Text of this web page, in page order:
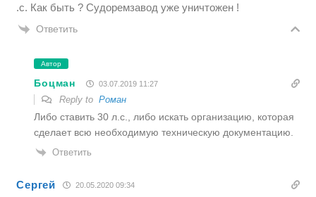
.с. Как быть ? Судоремзавод уже уничтожен !
Ответить
Автор
Боцман 03.07.2019 11:27
Reply toРоман
Либо ставить 30 л.с., либо искать организацию, которая
сделает всю необходимую техническую документацию.
Ответить
Сергей 20.05.2020 09:34